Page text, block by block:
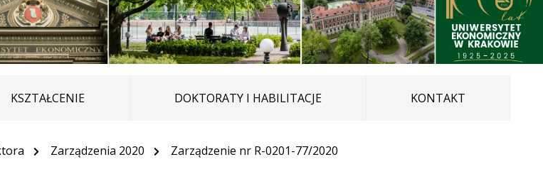
KSZTAŁCENIE DOKTORATY I HABILITACJE KONTAKT
Zarządzenia 2020 Zarządzenie nr R-0201-77/2020